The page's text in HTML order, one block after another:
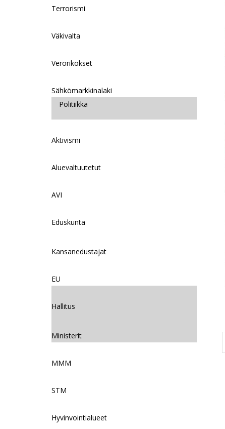
Terrorismi
Väkivalta
Verorikokset
Sähkömarkkinalaki
Politiikka
Aktivismi
Aluevaltuutetut
AVI
Eduskunta
Kansanedustajat
EU
Hallitus
Ministerit
MMM
STM
Hyvinvointialueet